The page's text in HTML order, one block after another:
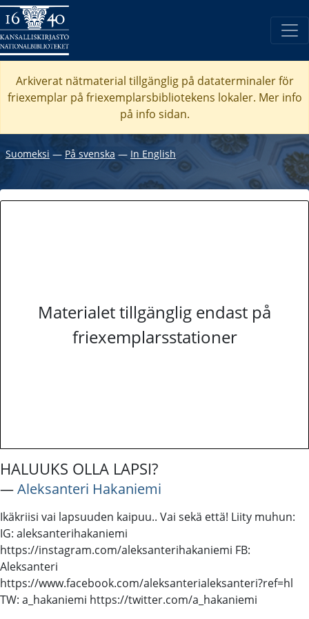
Arkiverat nätmaterial tillgänglig på dataterminaler för
friexemplar på friexemplarsbibliotekens lokaler. Mer info
på info sidan.
Suomeksi ― På svenska ― In English
Materialet tillgänglig endast på
friexemplarsstationer
HALUUKS OLLA LAPSI?
―Aleksanteri Hakaniemi
Ikäkriisi vai lapsuuden kaipuu.. Vai sekä että! Liity muhun:
IG: aleksanterihakaniemi
https://instagram.com/aleksanterihakaniemi FB:
Aleksanteri
https://www.facebook.com/aleksanterialeksanteri?ref=hl
TW: a_hakaniemi https://twitter.com/a_hakaniemi